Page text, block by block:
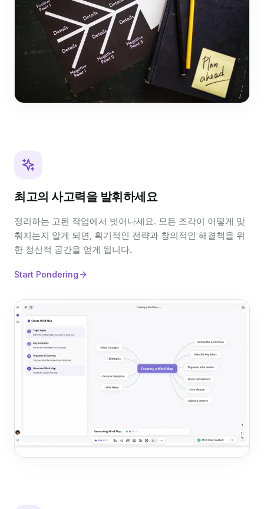
최고의 사고력을 발휘하세요
정리하는 고된 작업에서 벗어나세요. 모든 조각이 어떻게 맞
춰지는지 알게 되면, 획기적인 전략과 창의적인 해결책을 위
한 정신적 공간을 얻게 됩니다.
Start Pondering